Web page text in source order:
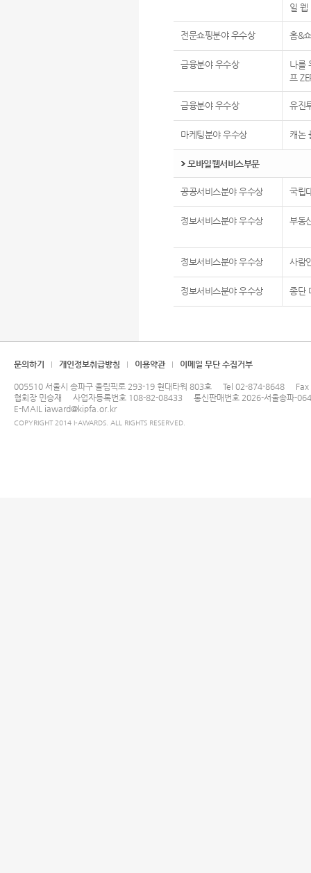
일 웹
전문쇼핑분야 우수상 홈&
금융분야 우수상
나를
프
금융분야 우수상 유진
마케팅분야 우수상 캐논
모바일웹서비스부문
공공서비스분야 우수상 국립
정보서비스분야 우수상 부동
정보서비스분야 우수상 사람
정보서비스분야 우수상 종단
문의하기 개인정보취급방침 이용약관 이메일 무단 수집거부
005510 서울시 송파구 올림픽로 293-19 현대타워 803호 Tel 02-874-8648
협회장 민승재
사업자등록번호 108-82-08433
통신판매번호 2026-서울송파-
E-MAIL iaward@kipfa.or.kr
COPYRIGHT 2014 I-AWARDS. ALL RIGHTS RESERVED.